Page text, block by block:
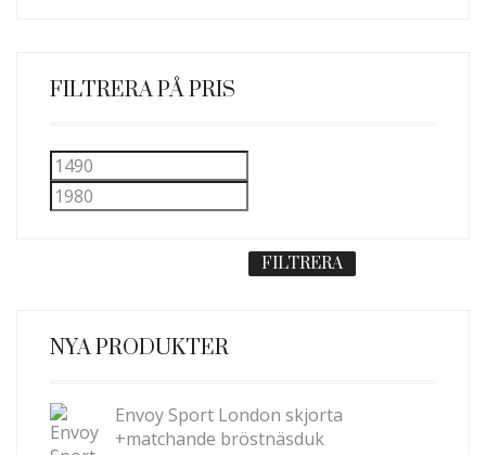
FILTRERA PÅ PRIS
Min
pris
pris
FILTRERA
NYA PRODUKTER
Envoy Sport London skjorta
+matchande bröstnäsduk